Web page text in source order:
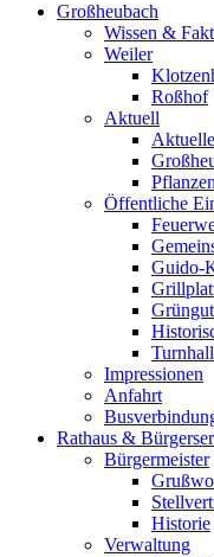
Großheubach
Wissen &
Weiler
Roßhof
Aktuell
Öffentliche
Guido-
Impressionen
Anfahrt
Rathaus &
Bürgermeister
Historie
Verwaltung